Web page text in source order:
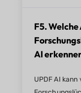
F5.
AI
UPDF AI